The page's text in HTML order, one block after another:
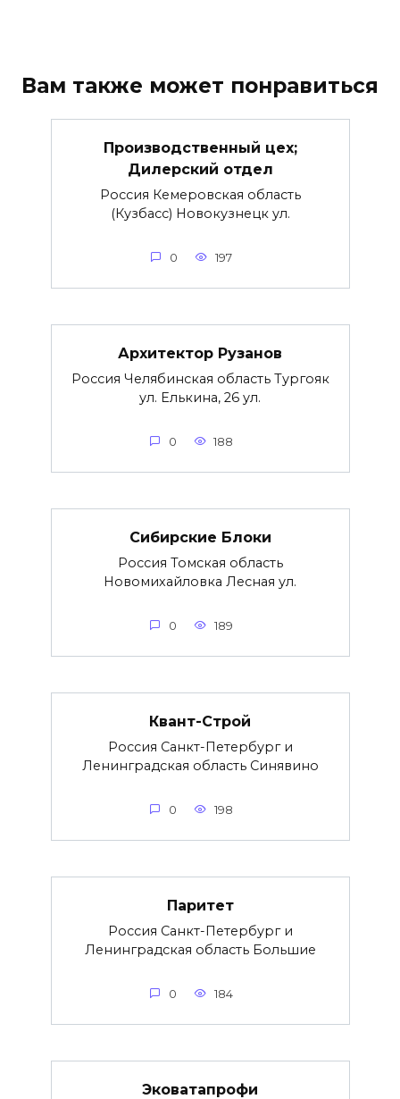
Вам также может понравиться
Производственный цех;
Дилерский отдел
Россия Кемеровская область
(Кузбасс) Новокузнецк ул.
0 197
Архитектор Рузанов
Россия Челябинская область Тургояк
ул. Елькина, 26 ул.
0 188
Сибирские Блоки
Россия Томская область
Новомихайловка Лесная ул.
0 189
Квант-Строй
Россия Санкт-Петербург и
Ленинградская область Синявино
0 198
Паритет
Россия Санкт-Петербург и
Ленинградская область Большие
0 184
Эковатапрофи